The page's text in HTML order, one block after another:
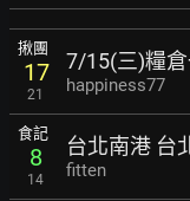
揪團
17
21
7/15(三)糧
happiness77
食記
8
14
台北南港 台
fitten